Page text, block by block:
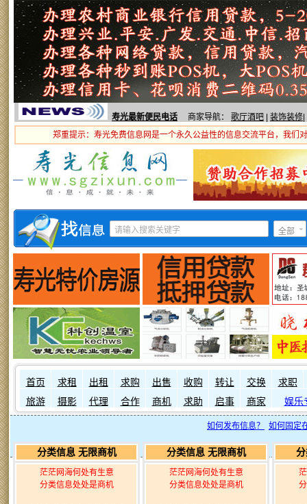
寿光最新便民电话 商家导航： 歌厅酒吧 装饰装修
郑重提示：寿光免费信息网是一个永久公益性的信息交流平台，我们
全部
首页 求租 出租 求购 出售 收购 转让 交换
求职
旅游
摄影 代理 合作 商机 求助 启事 商家 娱乐
如何发布信息？ 如何固定
分类信息 无限商机
茫茫网海何处有生意
分类信息处处是商机
分类信息 无限商机
茫茫网海何处有生意
分类信息处处是商机